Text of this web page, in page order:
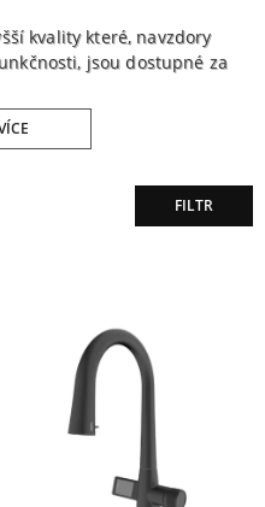
kvality které, navzdory
jsou dostupné za
FILTR